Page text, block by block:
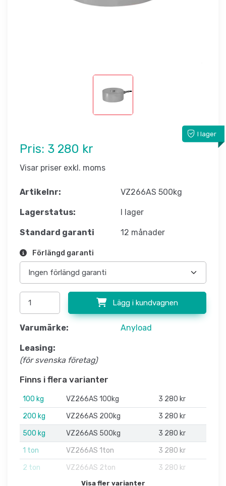
I lager
Pris: 3 280 kr
Visar priser exkl. moms
Artikelnr: VZ266AS 500kg
Lagerstatus: I lager
Standard garanti 12 månader
Förlängd garanti
Lägg i kundvagnen
Varumärke: Anyload
Leasing:
(för svenska företag)
Finns i flera varianter
100 kg VZ266AS 100kg
3 280 kr
200 kg
VZ266AS 200kg
3 280 kr
500 kg
VZ266AS 500kg
3 280 kr
1 ton
VZ266AS 1ton
3 280 kr
2 ton
VZ266AS 2ton 3 280 kr
Visa fler varianter